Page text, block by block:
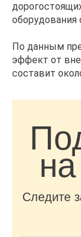
оборудования
По данным
эффект от
составит
Следите